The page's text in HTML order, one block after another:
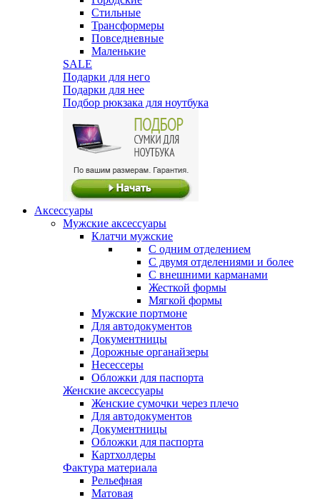
Стильные
Трансформеры
Повседневные
Маленькие
SALE
Подарки для него
Подарки для нее
Подбор рюкзака для ноутбука
Аксессуары
Мужские аксессуары
Клатчи мужские
С одним отделением
С двумя отделениями и более
С внешними карманами
Жесткой формы
Мягкой формы
Мужские портмоне
Для автодокументов
Документницы
Дорожные органайзеры
Несессеры
Обложки для паспорта
Женские аксессуары
Женские сумочки через плечо
Для автодокументов
Документницы
Обложки для паспорта
Картхолдеры
Фактура материала
Рельефная
Матовая